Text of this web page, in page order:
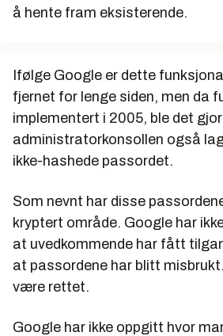
å hente fram eksisterende.
Ifølge Google er dette
fjernet for lenge siden, men da
implementert i 2005, ble det
administratorkonsollen også
ikke-hashede passordet.
Som nevnt har disse
kryptert område. Google har
at uvedkommende har fått
at passordene har blitt
være rettet.
Google har ikke oppgitt hvor